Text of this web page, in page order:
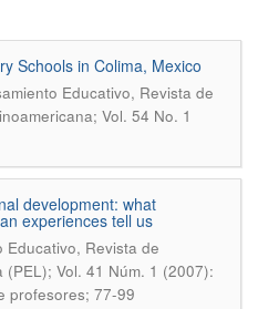
Schools in Colima, Mexico
Educativo, Revista de
Vol. 54 No. 1
development: what
experiences tell us
Educativo, Revista de
Vol. 41 Núm. 1 (2007):
profesores; 77-99